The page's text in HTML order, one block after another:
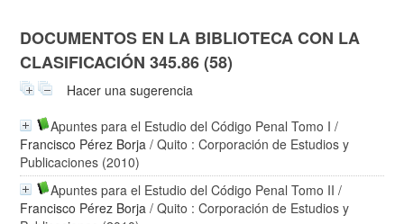
DOCUMENTOS EN LA BIBLIOTECA CON LA
CLASIFICACIÓN 345.86 (58)
Hacer una sugerencia
Apuntes para el Estudio del Código Penal Tomo I /
Francisco Pérez Borja / Quito : Corporación de Estudios y
Publicaciones (2010)
Apuntes para el Estudio del Código Penal Tomo II /
Francisco Pérez Borja / Quito : Corporación de Estudios y